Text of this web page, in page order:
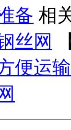
备 相
丝网
便运